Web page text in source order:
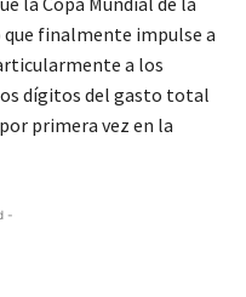
que finalmente impulse a
a los
dígitos del gasto total
primera vez en la
-